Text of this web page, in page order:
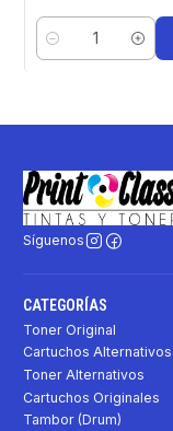
Cantidad
Síguenos
CATEGORÍAS
Toner Original
Cartuchos Alternativos
Toner Alternativos
Cartuchos Originales
Tambor (Drum)